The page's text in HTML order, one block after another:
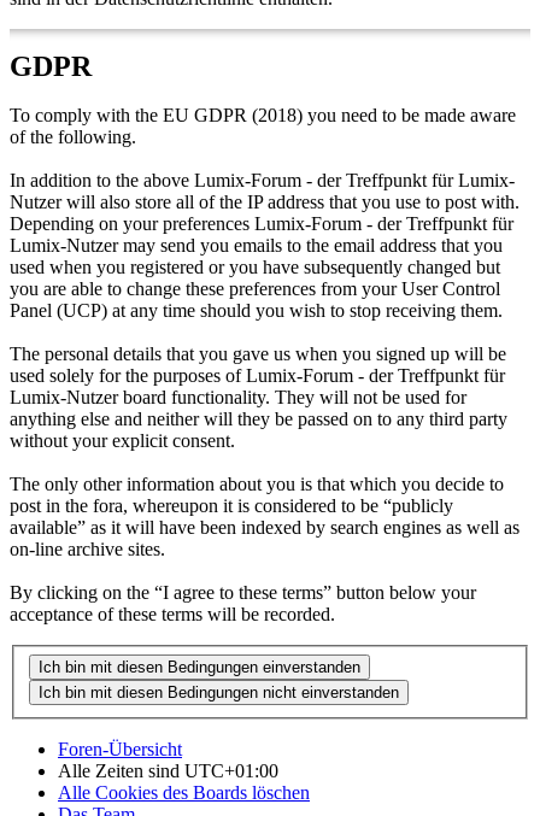
GDPR
To comply with the EU GDPR (2018) you need to be made aware
of the following.
In addition to the above Lumix-Forum - der Treffpunkt für Lumix-
Nutzer will also store all of the IP address that you use to post with.
Depending on your preferences Lumix-Forum - der Treffpunkt für
Lumix-Nutzer may send you emails to the email address that you
used when you registered or you have subsequently changed but
you are able to change these preferences from your User Control
Panel (UCP) at any time should you wish to stop receiving them.
The personal details that you gave us when you signed up will be
used solely for the purposes of Lumix-Forum - der Treffpunkt für
Lumix-Nutzer board functionality. They will not be used for
anything else and neither will they be passed on to any third party
without your explicit consent.
The only other information about you is that which you decide to
post in the fora, whereupon it is considered to be “publicly
available” as it will have been indexed by search engines as well as
on-line archive sites.
By clicking on the “I agree to these terms” button below your
acceptance of these terms will be recorded.
Foren-Übersicht
Alle Zeiten sind UTC+01:00
Alle Cookies des Boards löschen